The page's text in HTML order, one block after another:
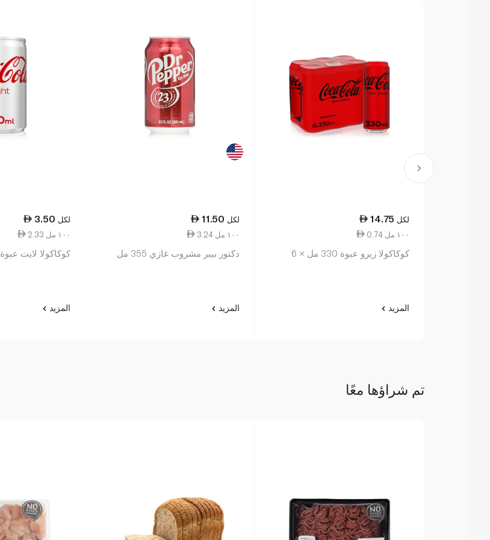
14.75 لكل
0.74 ١٠٠ مل
كوكاكولا زيرو عبوة 330 مل × 6
المزيد
11.50 لكل
3.24 ١٠٠ مل
دكتور بيبر مشروب غازي 355 مل
المزيد
3.50 لكل
2.33 ١٠٠ مل
كوكاكولا لايت عبوة 150 مل
المزيد
تم شراؤها معًا